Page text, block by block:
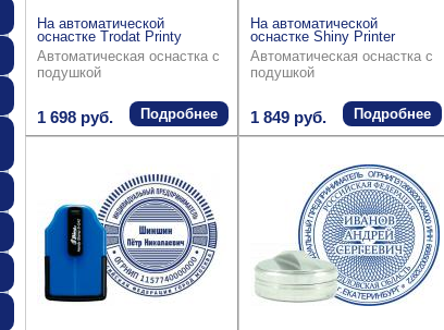
На автоматической
оснастке Trodat Printy
Автоматическая оснастка с
подушкой
1 698 руб. Подробнее
На автоматической
оснастке Shiny Printer
Автоматическая оснастка с
подушкой
1 849 руб. Подробнее